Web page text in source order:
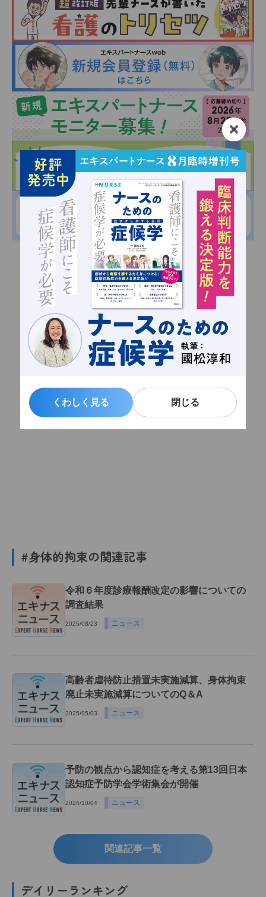
くわしく見る 閉じる
くわしく見る 閉じる
#身体的拘束の関連記事
令和６年度診療報酬改定の影響についての
調査結果
2025/08/23 ニュース
高齢者虐待防止措置未実施減算、身体拘束
廃止未実施減算についてのQ＆A
2025/05/03 ニュース
予防の観点から認知症を考える第13回日本
認知症予防学会学術集会が開催
2024/10/04 ニュース
関連記事一覧
デイリーランキング